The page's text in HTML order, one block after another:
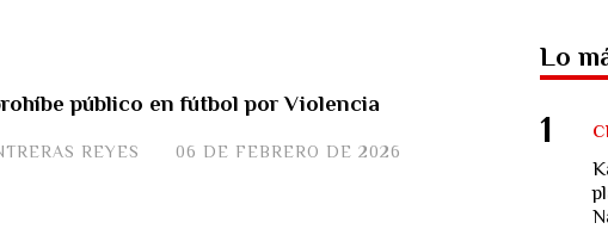
público en fútbol por Violencia
REYES 06 DE FEBRERO DE 2026
Lo